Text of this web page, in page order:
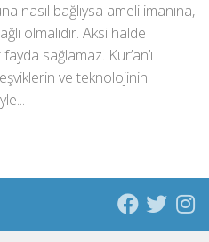
nasıl bağlıysa ameli imanına,
olmalıdır. Aksi halde
sağlamaz. Kur’an’ı
ve teknolojinin